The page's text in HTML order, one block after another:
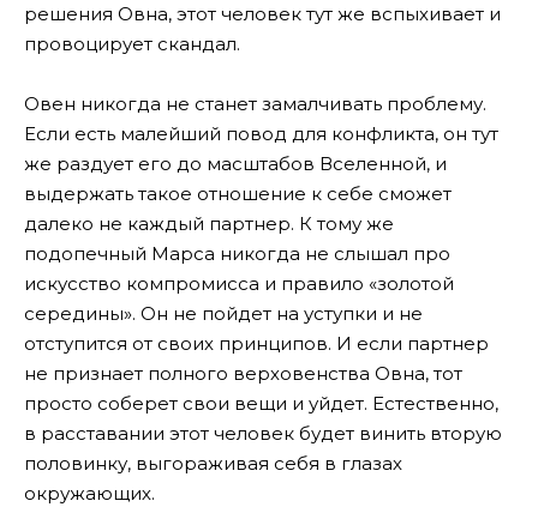
решения Овна, этот человек тут же вспыхивает и
провоцирует скандал.
Овен никогда не станет замалчивать проблему.
Если есть малейший повод для конфликта, он тут
же раздует его до масштабов Вселенной, и
выдержать такое отношение к себе сможет
далеко не каждый партнер. К тому же
подопечный Марса никогда не слышал про
искусство компромисса и правило «золотой
середины». Он не пойдет на уступки и не
отступится от своих принципов. И если партнер
не признает полного верховенства Овна, тот
просто соберет свои вещи и уйдет. Естественно,
в расставании этот человек будет винить вторую
половинку, выгораживая себя в глазах
окружающих.